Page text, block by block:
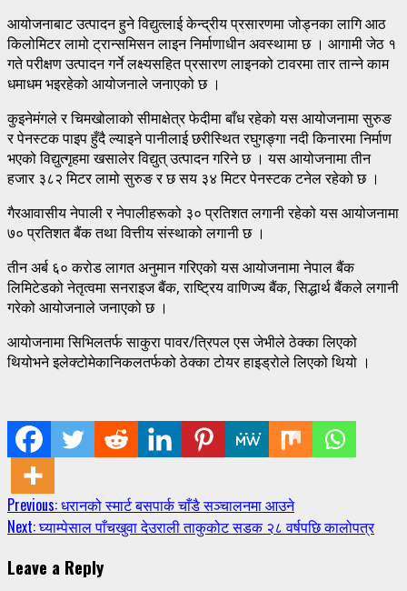
आयोजनाबाट उत्पादन हुने विद्युत्लाई केन्द्रीय प्रसारणमा जोड्नका लागि आठ
किलोमिटर लामो ट्रान्समिसन लाइन निर्माणाधीन अवस्थामा छ । आगामी जेठ १
गते परीक्षण उत्पादन गर्ने लक्ष्यसहित प्रसारण लाइनको टावरमा तार तान्ने काम
धमाधम भइरहेको आयोजनाले जनाएको छ ।
कुइनेमंगले र चिमखोलाको सीमाक्षेत्र फेदीमा बाँध रहेको यस आयोजनामा सुरुङ
र पेनस्टक पाइप हुँदै ल्याइने पानीलाई छरीस्थित रघुगङ्गा नदी किनारमा निर्माण
भएको विद्युत्गृहमा खसालेर विद्युत् उत्पादन गरिने छ । यस आयोजनामा तीन
हजार ३८२ मिटर लामो सुरुङ र छ सय ३४ मिटर पेनस्टक टनेल रहेको छ ।
गैरआवासीय नेपाली र नेपालीहरूको ३० प्रतिशत लगानी रहेको यस आयोजनामा
७० प्रतिशत बैंक तथा वित्तीय संस्थाको लगानी छ ।
तीन अर्ब ६० करोड लागत अनुमान गरिएको यस आयोजनामा नेपाल बैंक
लिमिटेडको नेतृत्वमा सनराइज बैंक, राष्ट्रिय वाणिज्य बैंक, सिद्धार्थ बैंकले लगानी
गरेको आयोजनाले जनाएको छ ।
आयोजनामा सिभिलतर्फ साकुरा पावर/त्रिपल एस जेभीले ठेक्का लिएको
थियोभने इलेक्टोमेकानिकलतर्फको ठेक्का टोयर हाइड्रोले लिएको थियो ।
Continue
Reading
Previous:धरानको स्मार्ट बसपार्क चाँडै सञ्चालनमा आउने
Next:घ्याम्पेसाल पाँचखुवा देउराली ताकुकोट सडक २८ वर्षपछि कालोपत्र
Leave a Reply